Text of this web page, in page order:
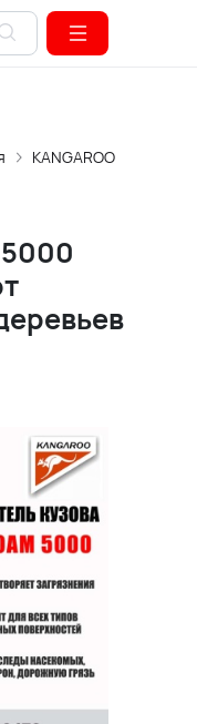
KANGAROO
5000